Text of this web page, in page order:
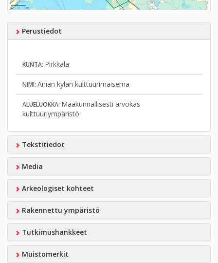
Perustiedot
KUNTA: Pirkkala
NIMI: Anian kylän kulttuurimaisema
ALUELUOKKA: Maakunnallisesti arvokas
kulttuuriympäristö
Tekstitiedot
Media
Arkeologiset kohteet
Rakennettu ympäristö
Tutkimushankkeet
Muistomerkit